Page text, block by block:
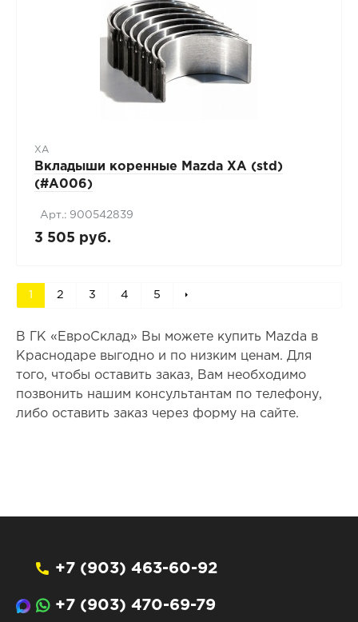
XA
Вкладыши коренные Mazda XA (std)
(#A006)
Арт.: 900542839
3 505 руб.
1 2 3 4 5
В ГК «ЕвроСклад» Вы можете купить Mazda в
Краснодаре выгодно и по низким ценам. Для
того, чтобы оставить заказ, Вам необходимо
позвонить нашим консультантам по телефону,
либо оставить заказ через форму на сайте.
+7 (903) 463-60-92
+7 (903) 470-69-79